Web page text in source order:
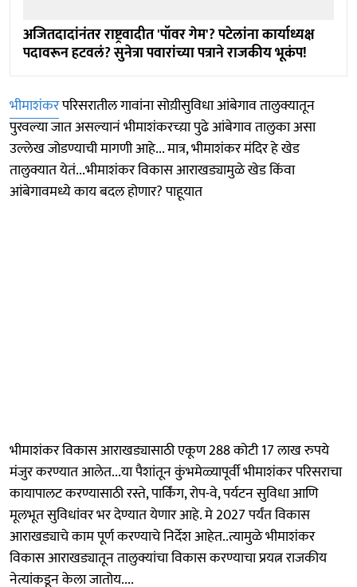
अजितदादांनंतर राष्ट्रवादीत 'पॉवर गेम'? पटेलांना कार्याध्यक्ष
पदावरून हटवलं? सुनेत्रा पवारांच्या पत्राने राजकीय भूकंप!
भीमाशंकरपरिसरातील गावांना सोय़ीसुविधा आंबेगाव तालुक्यातून
पुरवल्या जात असल्यानं भीमाशंकरच्य़ा पुढे आंबेगाव तालुका असा
उल्लेख जोडण्याची मागणी आहे... मात्र, भीमाशंकर मंदिर हे खेड
तालुक्यात येतं...भीमाशंकर विकास आराखड्यामुळे खेड किंवा
आंबेगावमध्ये काय बदल होणार? पाहूयात
भीमाशंकर विकास आराखड्यासाठी एकूण 288 कोटी 17 लाख रुपये
मंजुर करण्यात आलेत...या पैशांतून कुंभमेळ्यापूर्वी भीमाशंकर परिसराचा
कायापालट करण्यासाठी रस्ते, पार्किंग, रोप-वे, पर्यटन सुविधा आणि
मूलभूत सुविधांवर भर देण्यात येणार आहे. मे 2027 पर्यंत विकास
आराखड्याचे काम पूर्ण करण्याचे निर्देश आहेत..त्यामुळे भीमाशंकर
विकास आराखड्यातून तालुक्यांचा विकास करण्याचा प्रयत्न राजकीय
नेत्यांकडून केला जातोय....